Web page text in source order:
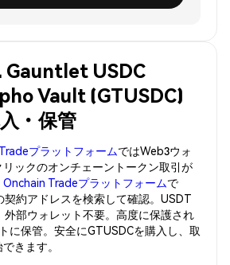
Gauntlet USDC
Vault (GTUSDC)
・保管
プラットフォームではWeb3ウォ
ックのオンチェーントークン取引が
Onchain Tradeプラットフォームで
契約アドレスを検索して確認。USDT
外部ウォレット不要。高度に保護され
に保管。安全にGTUSDCを購入し、取
きます。